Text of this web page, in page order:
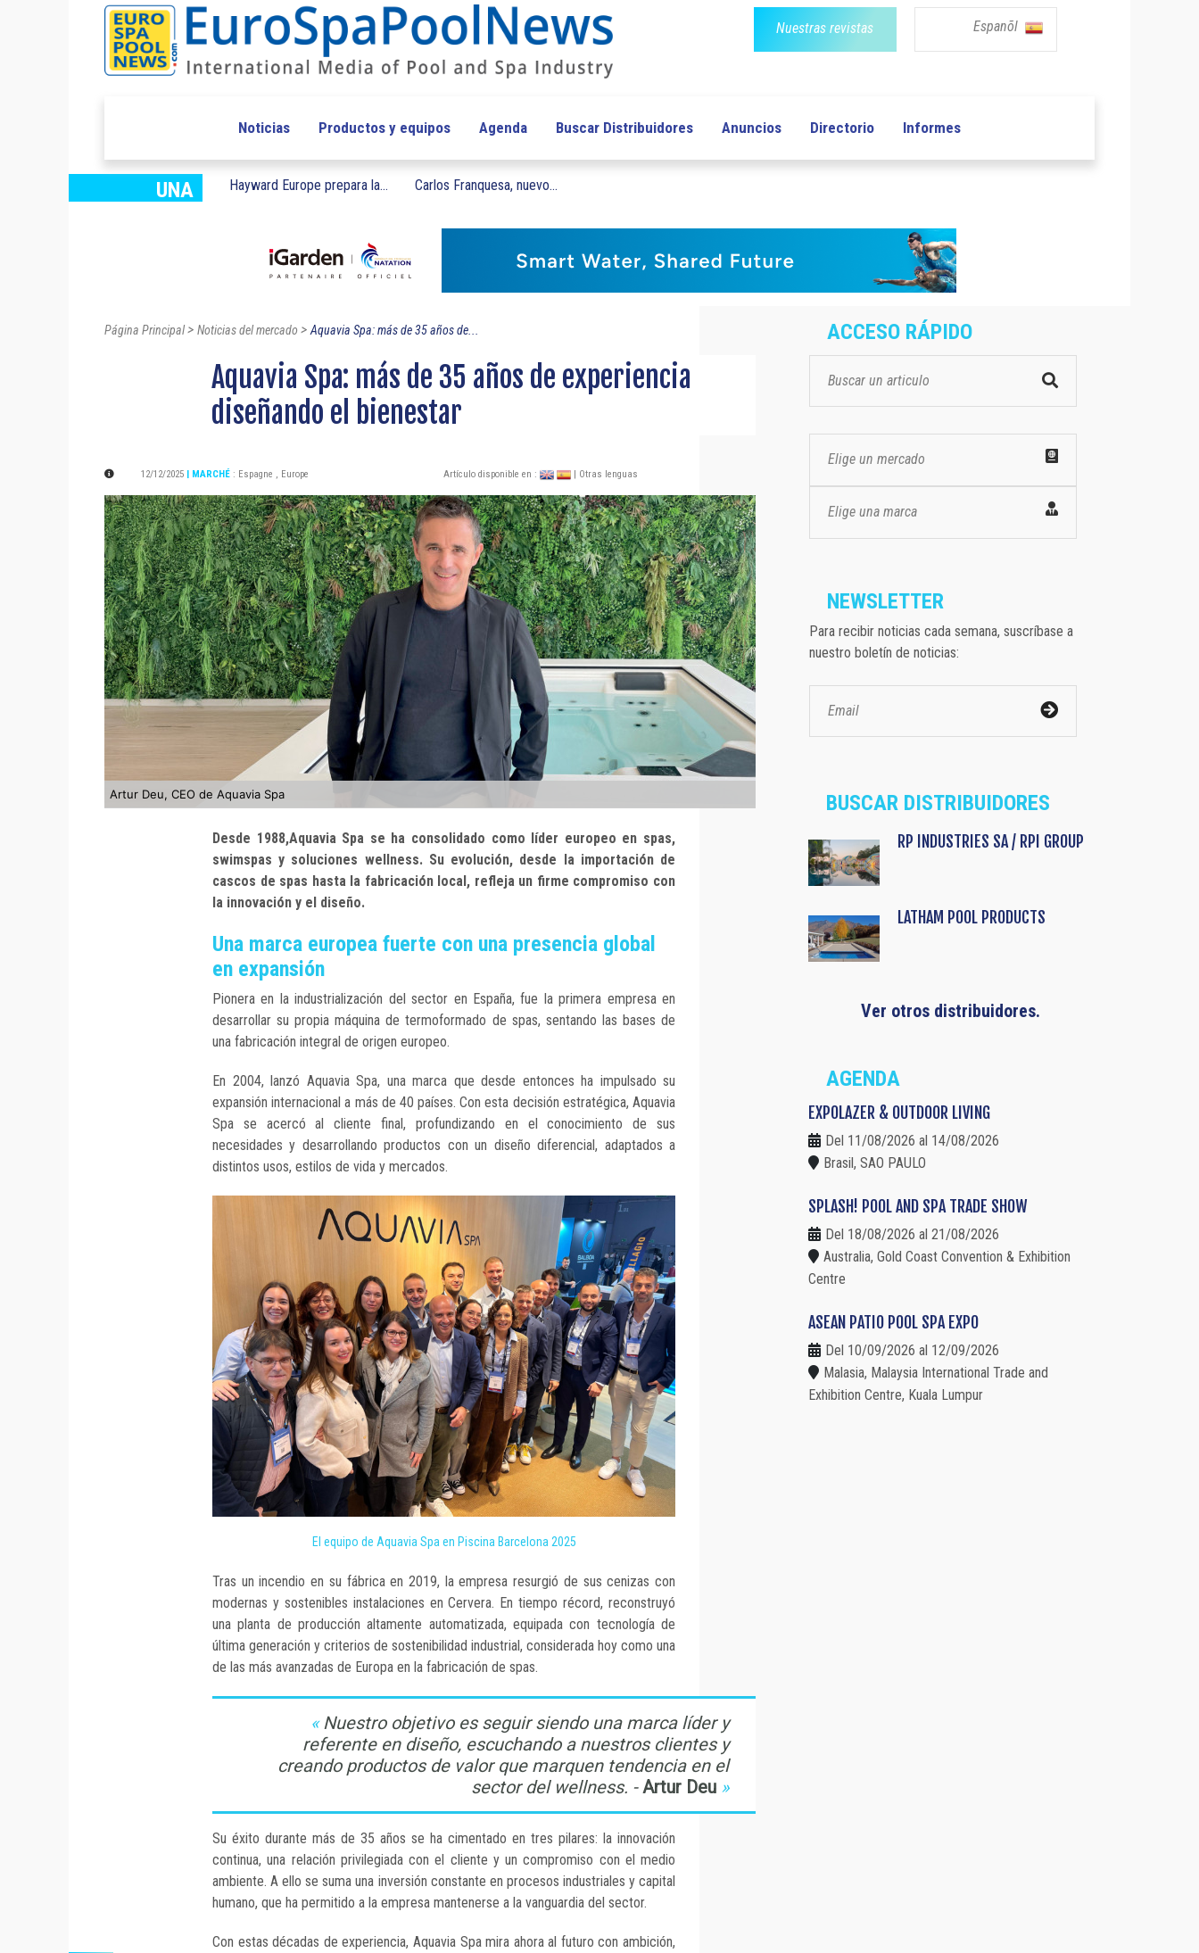
Nuestras revistas Espanõl
Noticias Productos y equipos Agenda Buscar Distribuidores Anuncios Directorio Informes
UNA Hayward Europe prepara la... Carlos Franquesa, nuevo...
Página Principal> Noticias del mercado >Aquavia Spa: más de 35 años de...
Aquavia Spa: más de 35 años de experiencia
diseñando el bienestar
12/12/2025 | MARCHÉ : Espagne , Europe Artículo disponible en : | Otras lenguas
Artur Deu, CEO de Aquavia Spa
Desde 1988,Aquavia Spa se ha consolidado como líder europeo en spas,
swimspas y soluciones wellness. Su evolución, desde la importación de
cascos de spas hasta la fabricación local, refleja un firme compromiso con
la innovación y el diseño.
Una marca europea fuerte con una presencia global
en expansión
Pionera en la industrialización del sector en España, fue la primera empresa en
desarrollar su propia máquina de termoformado de spas, sentando las bases de
una fabricación integral de origen europeo.
En 2004, lanzó Aquavia Spa, una marca que desde entonces ha impulsado su
expansión internacional a más de 40 países. Con esta decisión estratégica, Aquavia
Spa se acercó al cliente final, profundizando en el conocimiento de sus
necesidades y desarrollando productos con un diseño diferencial, adaptados a
distintos usos, estilos de vida y mercados.
El equipo de Aquavia Spa en Piscina Barcelona 2025
Tras un incendio en su fábrica en 2019, la empresa resurgió de sus cenizas con
modernas y sostenibles instalaciones en Cervera. En tiempo récord, reconstruyó
una planta de producción altamente automatizada, equipada con tecnología de
última generación y criterios de sostenibilidad industrial, considerada hoy como una
de las más avanzadas de Europa en la fabricación de spas.
Nuestro objetivo es seguir siendo una marca líder y
referente en diseño, escuchando a nuestros clientes y
creando productos de valor que marquen tendencia en el
sector del wellness. - Artur Deu
Su éxito durante más de 35 años se ha cimentado en tres pilares: la innovación
continua, una relación privilegiada con el cliente y un compromiso con el medio
ambiente. A ello se suma una inversión constante en procesos industriales y capital
humano, que ha permitido a la empresa mantenerse a la vanguardia del sector.
Con estas décadas de experiencia, Aquavia Spa mira ahora al futuro con ambición,
ACCESO RÁPIDO
Elige un mercado
Elige una marca
NEWSLETTER
Para recibir noticias cada semana, suscríbase a
nuestro boletín de noticias:
BUSCAR DISTRIBUIDORES
RP INDUSTRIES SA / RPI GROUP
LATHAM POOL PRODUCTS
Ver otros distribuidores.
AGENDA
EXPOLAZER & OUTDOOR LIVING
Del 11/08/2026 al 14/08/2026
Brasil, SAO PAULO
SPLASH! POOL AND SPA TRADE SHOW
Del 18/08/2026 al 21/08/2026
Australia, Gold Coast Convention & Exhibition
Centre
ASEAN PATIO POOL SPA EXPO
Del 10/09/2026 al 12/09/2026
Malasia, Malaysia International Trade and
Exhibition Centre, Kuala Lumpur